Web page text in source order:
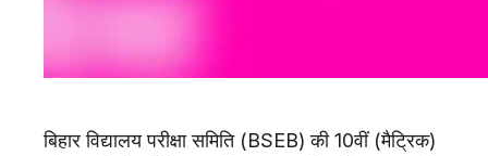
बिहार विद्यालय परीक्षा समिति (BSEB) की 10वीं (मैट्रिक)